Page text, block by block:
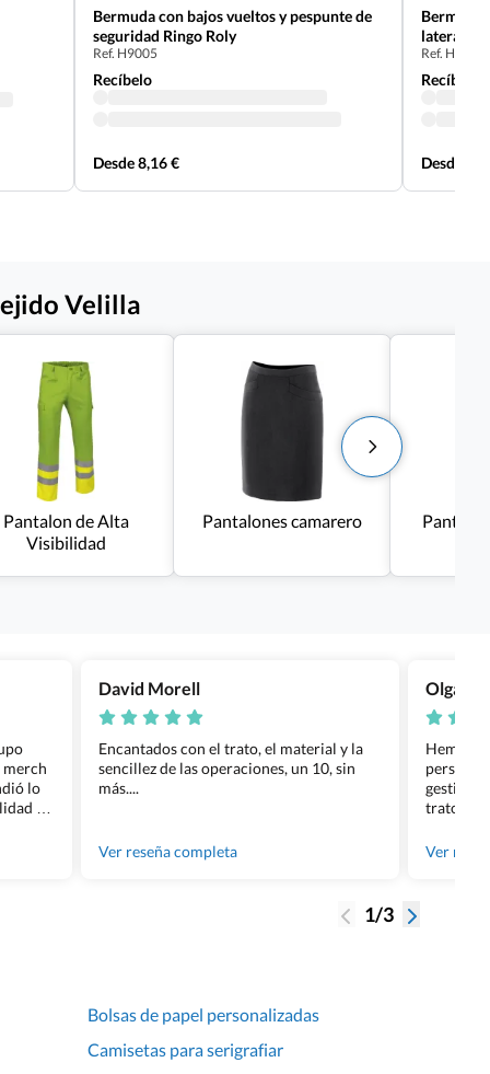
Bermuda con bajos vueltos y pespunte de
seguridad Ringo Roly
Ref. H9005
Recíbelo
Desde 8,16 €
Bermuda
laterales
Ref. H6715
Recíbelo
Desde
Velilla
Pantalon de Alta
Visibilidad
Pantalones camarero
lo
de
David Morell
Encantados con el trato, el material y la
sencillez de las operaciones, un 10, sin
más....
Ver reseña completa
Olga
Hemos
gestión
trato
gente
Ver
1/3
Bolsas de papel personalizadas
Camisetas para serigrafiar